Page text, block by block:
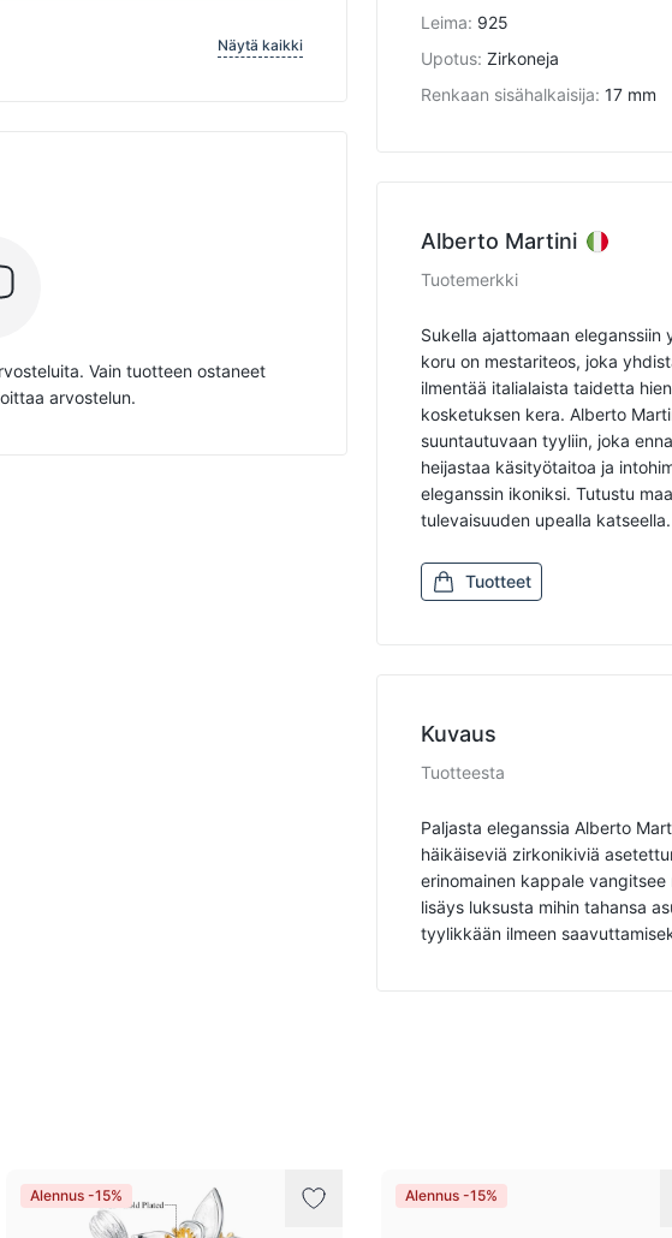
Leima: 925
Upotus: Zirkoneja
Renkaan sisähalkaisija: 17 mm
Alberto Martini
Tuotemerkki
Sukella ajattomaan eleganssiin
koru on mestariteos, joka
ilmentää italialaista taidetta
kosketuksen kera. Alberto
suuntautuvaan tyyliin, joka
heijastaa käsityötaitoa ja
eleganssin ikoniksi. Tutustu
tulevaisuuden upealla
Tuotteet
Kuvaus
Tuotteesta
Paljasta eleganssia Alberto
häikäiseviä zirkonikiviä
erinomainen kappale
lisäys luksusta mihin tahansa
tyylikkään ilmeen
Näytä kaikki
Vain tuotteen ostaneet
arvostelun.
Alennus -15% Alennus -15%